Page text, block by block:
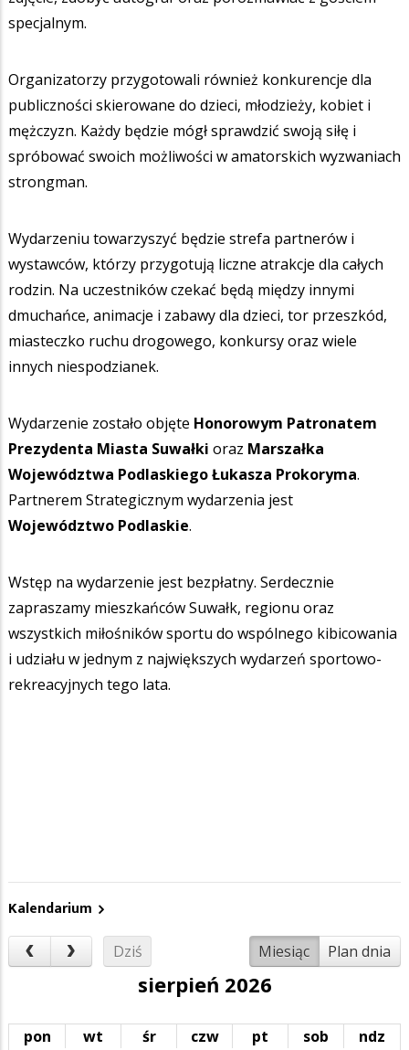
specjalnym.
Organizatorzy przygotowali również konkurencje dla
publiczności skierowane do dzieci, młodzieży, kobiet i
mężczyzn. Każdy będzie mógł sprawdzić swoją siłę i
spróbować swoich możliwości w amatorskich wyzwaniach
strongman.
Wydarzeniu towarzyszyć będzie strefa partnerów i
wystawców, którzy przygotują liczne atrakcje dla całych
rodzin. Na uczestników czekać będą między innymi
dmuchańce, animacje i zabawy dla dzieci, tor przeszkód,
miasteczko ruchu drogowego, konkursy oraz wiele
innych niespodzianek.
Wydarzenie zostało objęte Honorowym Patronatem
Prezydenta Miasta Suwałki oraz Marszałka
Województwa Podlaskiego Łukasza Prokoryma.
Partnerem Strategicznym wydarzenia jest
Województwo Podlaskie.
Wstęp na wydarzenie jest bezpłatny. Serdecznie
zapraszamy mieszkańców Suwałk, regionu oraz
wszystkich miłośników sportu do wspólnego kibicowania
i udziału w jednym z największych wydarzeń sportowo-
rekreacyjnych tego lata.
Kalendarium
Dziś Miesiąc Plan dnia
sierpień 2026
pon wt śr czw pt sob ndz